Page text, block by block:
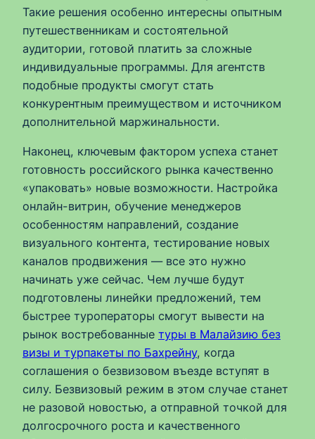
Такие решения особенно интересны опытным
путешественникам и состоятельной
аудитории, готовой платить за сложные
индивидуальные программы. Для агентств
подобные продукты смогут стать
конкурентным преимуществом и источником
дополнительной маржинальности.
Наконец, ключевым фактором успеха станет
готовность российского рынка качественно
«упаковать» новые возможности. Настройка
онлайн-витрин, обучение менеджеров
особенностям направлений, создание
визуального контента, тестирование новых
каналов продвижения — все это нужно
начинать уже сейчас. Чем лучше будут
подготовлены линейки предложений, тем
быстрее туроператоры смогут вывести на
рынок востребованные туры в Малайзию без
визы и турпакеты по Бахрейну, когда
соглашения о безвизовом въезде вступят в
силу. Безвизовый режим в этом случае станет
не разовой новостью, а отправной точкой для
долгосрочного роста и качественного